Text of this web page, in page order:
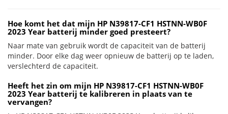
Hoe komt het dat mijn HP N39817-CF1 HSTNN-WB0F
2023 Year batterij minder goed presteert?
Naar mate van gebruik wordt de capaciteit van de batterij
minder. Door elke dag weer opnieuw de batterij op te laden,
verslechterd de capaciteit.
Heeft het zin om mijn HP N39817-CF1 HSTNN-WB0F
2023 Year batterij te kalibreren in plaats van te
vervangen?